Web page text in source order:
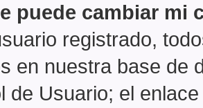
puede cambiar mi
registrado,
en nuestra base de
de Usuario; el